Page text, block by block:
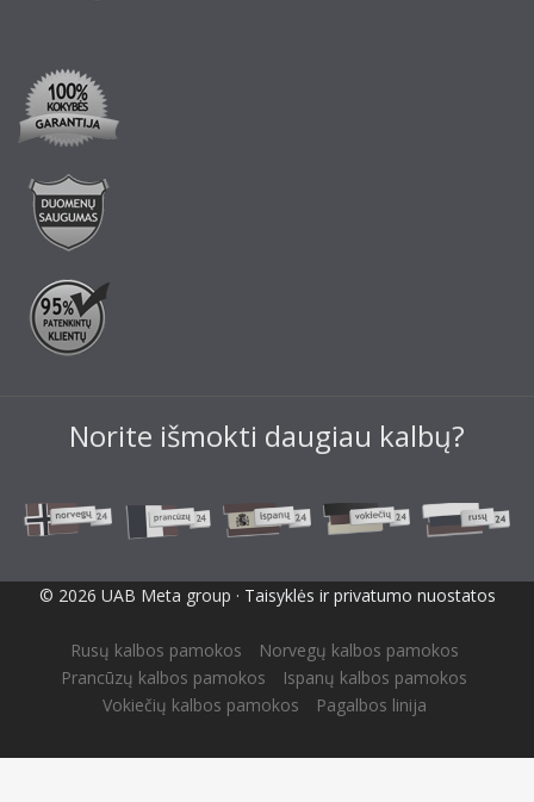
Norite išmokti daugiau kalbų?
© 2026 UAB Meta group · Taisyklės ir privatumo nuostatos
Rusų kalbos pamokos
Norvegų kalbos pamokos
Prancūzų kalbos pamokos
Ispanų kalbos pamokos
Vokiečių kalbos pamokos
Pagalbos linija